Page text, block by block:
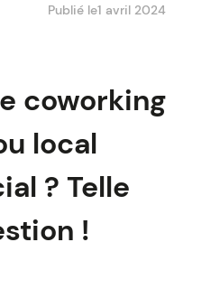
Publié le1 avril 2024
coworking
local
? Telle
!